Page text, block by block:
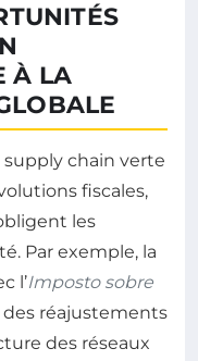
À LA
chain verte
fiscales,
les
Par exemple, la
l’Imposto sobre
réajustements
des réseaux